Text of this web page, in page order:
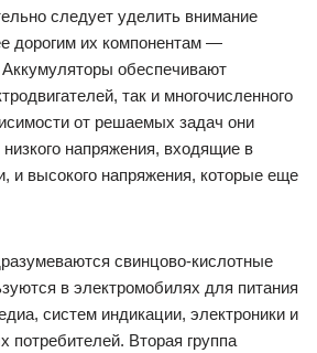
следует уделить внимание
дорогим их компонентам —
Аккумуляторы обеспечивают
так и многочисленного
от решаемых задач они
напряжения, входящие в
и высокого напряжения, которые еще
свинцово-кислотные
в электромобилях для питания
систем индикации, электроники и
потребителей. Вторая группа